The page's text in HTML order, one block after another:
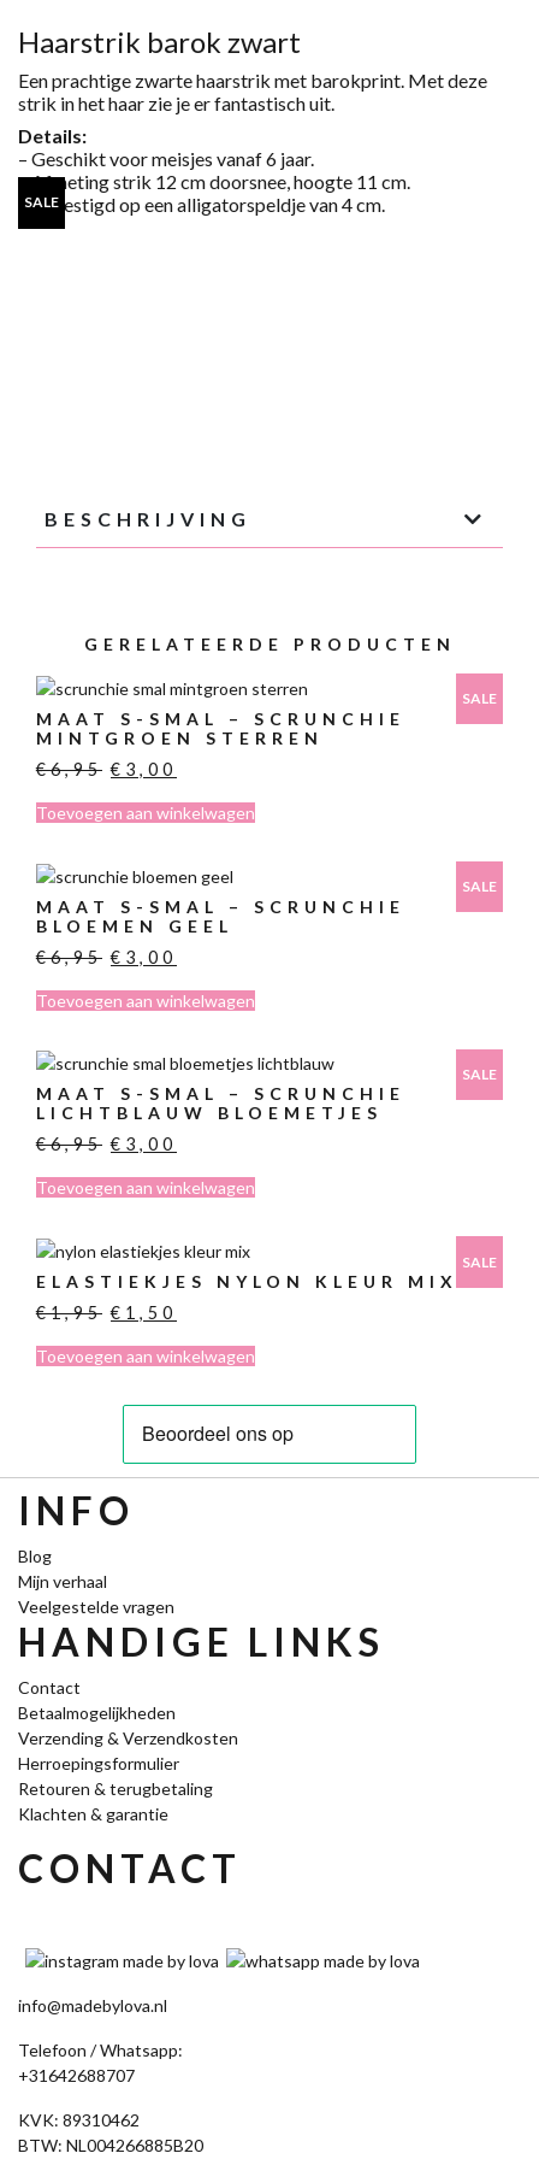
SALE
Haarstrik barok zwart
Een prachtige zwarte haarstrik met barokprint. Met deze
strik in het haar zie je er fantastisch uit.
Details:
– Geschikt voor meisjes vanaf 6 jaar.
– Afmeting strik 12 cm doorsnee, hoogte 11 cm.
– Bevestigd op een alligatorspeldje van 4 cm.
BESCHRIJVING
GERELATEERDE PRODUCTEN
SALE
MAAT S-SMAL – SCRUNCHIE
MINTGROEN STERREN
€6,95 Oorspronkelijke
was:
€ 3,00
is:
Toevoegen aan winkelwagen
SALE
MAAT S-SMAL – SCRUNCHIE
BLOEMEN GEEL
€6,95 Oorspronkelijke
was:
€ 3,00
is:
Toevoegen aan winkelwagen
SALE
MAAT S-SMAL – SCRUNCHIE
LICHTBLAUW BLOEMETJES
€6,95 Oorspronkelijke
was:
€ 3,00
is:
Toevoegen aan winkelwagen
SALE
ELASTIEKJES NYLON KLEUR MIX
€1,95 Oorspronkelijke
was:
€ 1,50
is:
Toevoegen aan winkelwagen
INFO
Blog
Mijn verhaal
Veelgestelde vragen
HANDIGE LINKS
Contact
Betaalmogelijkheden
Verzending & Verzendkosten
Herroepingsformulier
Retouren & terugbetaling
Klachten & garantie
CONTACT
info@madebylova.nl
Telefoon / Whatsapp:
+31642688707
KVK: 89310462
BTW: NL004266885B20